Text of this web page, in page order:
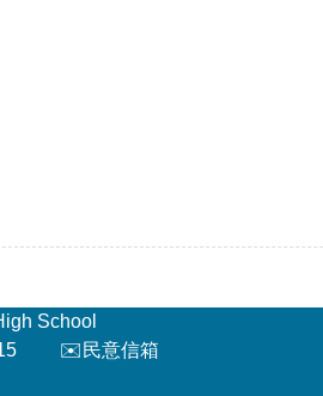
School
✉️民意信箱